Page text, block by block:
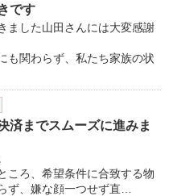
です
ました山田さんには大変感謝
も関わらず、私たち家族の状
済までスムーズに進みま
ころ、希望条件に合致する物
ず、嫌な顔一つせず直…